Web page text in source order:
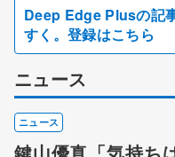
Deep Edge Plusの記
すく。登録はこちら
ニュース
ニュース